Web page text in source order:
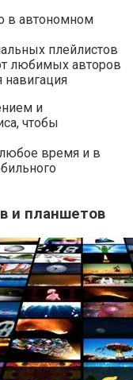
в автономном
плейлистов
любимых авторов
навигация
и
чтобы
время и в
и планшетов